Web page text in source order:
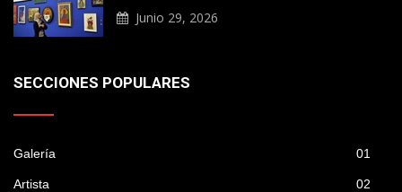
Junio 29, 2026
SECCIONES POPULARES
Galería 01
Artista 02